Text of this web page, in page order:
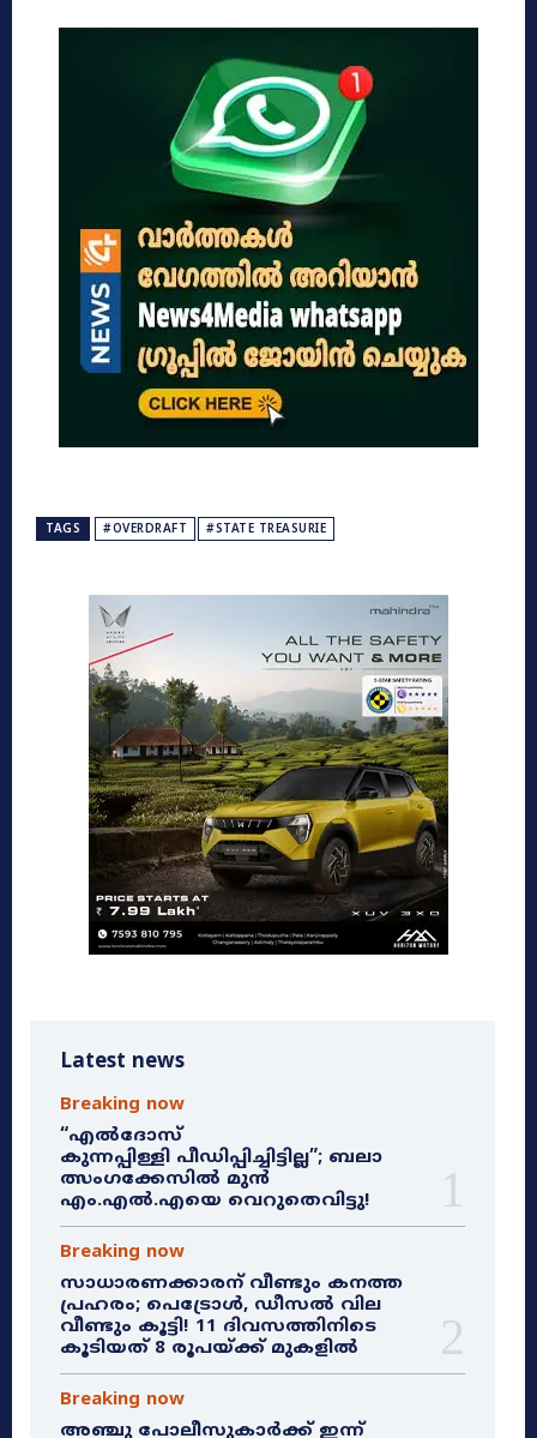
TAGS #OVERDRAFT #STATE TREASURIE
Latest news
Breaking now
“എൽദോസ്
കുന്നപ്പിള്ളി പീഡിപ്പിച്ചിട്ടില്ല”; ബലാ
ത്സംഗക്കേസിൽ മുൻ
എം.എൽ.എയെ വെറുതെവിട്ടു!
Breaking now
സാധാരണക്കാരന് വീണ്ടും കനത്ത
പ്രഹരം; പെട്രോൾ, ഡീസൽ വില
വീണ്ടും കൂട്ടി! 11 ദിവസത്തിനിടെ
കൂടിയത് 8 രൂപയ്ക്ക് മുകളിൽ
Breaking now
അഞ്ചു പോലീസുകാർക്ക് ഇന്ന്